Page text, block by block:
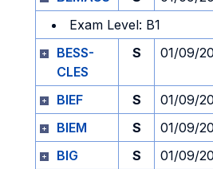
Exam Level: B1
BESS-
CLES
S 01/09/
BIEF S 01/09/
BIEM
S 01/09/
BIG
S 01/09/